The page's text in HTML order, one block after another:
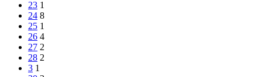
23 1
24 8
25 1
26 4
27 2
28 2
3 1